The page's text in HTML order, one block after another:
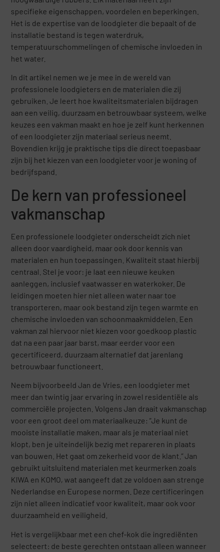
specifieke eigenschappen, voordelen en beperkingen.
Het is de expertise van de loodgieter die bepaalt of de
installatie bestand is tegen waterdruk,
temperatuurschommelingen of chemische invloeden in
het water.
In dit artikel nemen we je mee in de wereld van
professionele loodgieters en de materialen die zij
gebruiken. Je leert hoe kwaliteitsmaterialen bijdragen
aan een veilig, duurzaam en betrouwbaar systeem, welke
keuzes een vakman maakt en hoe je zelf kunt herkennen
of een loodgieter zijn materiaal serieus neemt.
Bovendien krijg je praktische tips die direct toepasbaar
zijn bij het kiezen van een loodgieter voor je woning of
bedrijfspand.
De kern van professioneel
vakmanschap
Een professionele loodgieter onderscheidt zich niet
alleen door vaardigheid, maar ook door kennis van
materialen en hun toepassingen. Kwaliteit staat hierbij
centraal. Stel je voor: je laat een nieuwe keuken
aanleggen, inclusief vaatwasser en waterkoker. De
leidingen moeten hier niet alleen water naar toe
transporteren, maar ook bestand zijn tegen warmte en
chemische invloeden van schoonmaakmiddelen. Een
vakman zal hiervoor niet kiezen voor goedkoop plastic
dat na een paar jaar barst, maar eerder voor een
gecertificeerd, duurzaam alternatief dat jarenlang
betrouwbaar functioneert.
Neem bijvoorbeeld Jan de Vries, een loodgieter met
meer dan twintig jaar ervaring in zowel residentiële als
commerciële projecten. Volgens Jan draait vakmanschap
voor een groot deel om materiaalkeuze: “Je kunt de
mooiste installatie maken, maar als je materiaal niet
klopt, ben je uiteindelijk bezig met repareren in plaats
van bouwen. Het gaat om zekerheid voor de klant.” Jan
gebruikt uitsluitend materialen met keurmerken zoals
KIWA en KOMO, wat aangeeft dat ze voldoen aan strenge
Nederlandse en Europese normen. Deze certificeringen
zijn niet alleen indicatief voor kwaliteit, maar ook voor
duurzaamheid en veiligheid.
Het is vergelijkbaar met een chef-kok die ingrediënten
selecteert: de beste gerechten ontstaan alleen wanneer